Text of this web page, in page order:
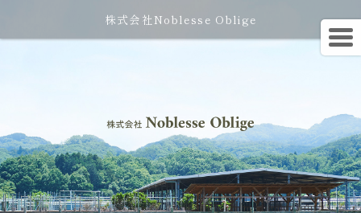
株式会社Noblesse Oblige